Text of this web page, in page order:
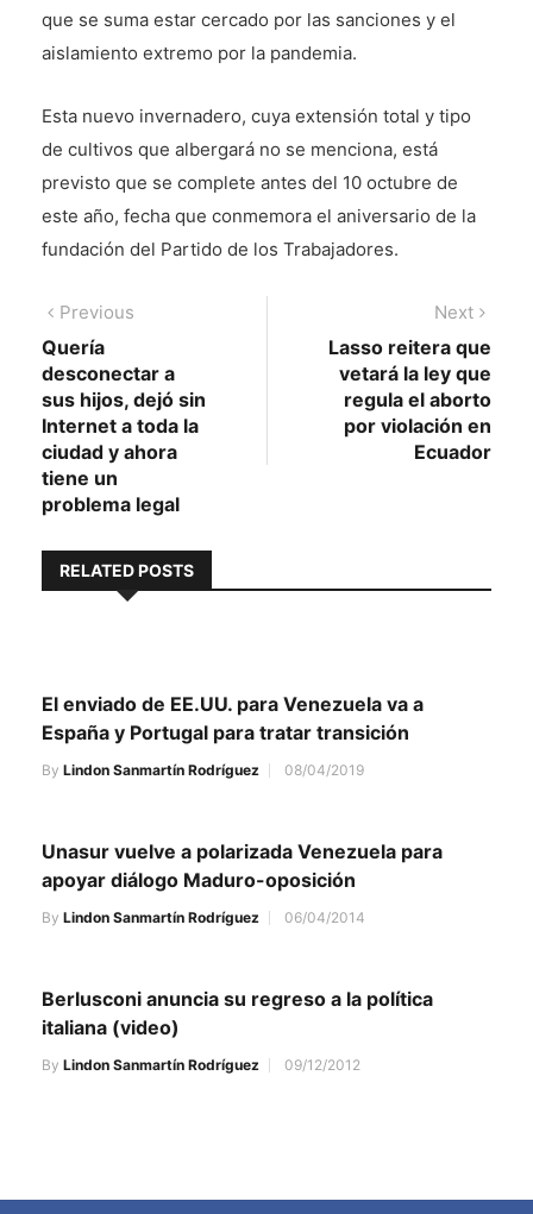
que se suma estar cercado por las sanciones y el
aislamiento extremo por la pandemia.
Esta nuevo invernadero, cuya extensión total y tipo
de cultivos que albergará no se menciona, está
previsto que se complete antes del 10 octubre de
este año, fecha que conmemora el aniversario de la
fundación del Partido de los Trabajadores.
Navegación
de
entradas
Previous
Quería
desconectar a
sus hijos, dejó sin
Internet a toda la
ciudad y ahora
tiene un
problema legal
Next
Lasso reitera que
vetará la ley que
regula el aborto
por violación en
Ecuador
RELATED POSTS
El enviado de EE.UU. para Venezuela va a
España y Portugal para tratar transición
By Lindon Sanmartín Rodríguez 08/04/2019
Unasur vuelve a polarizada Venezuela para
apoyar diálogo Maduro-oposición
By Lindon Sanmartín Rodríguez 06/04/2014
Berlusconi anuncia su regreso a la política
italiana (video)
By Lindon Sanmartín Rodríguez 09/12/2012